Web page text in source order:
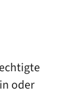
oder